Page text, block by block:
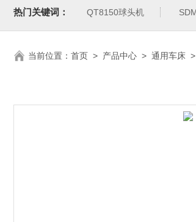
热门关键词： QT8150球头机
当前位置： 首页 > 产品中心 > 通用车床 >